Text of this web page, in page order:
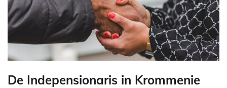
De Indepensionaris in Krommenie